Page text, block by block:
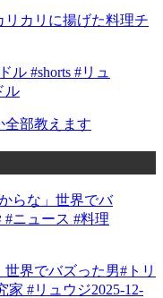
リカリに揚げた料理チ
全部教えます
世界でバズった男#トリ
家 #リュウジ2025-12-